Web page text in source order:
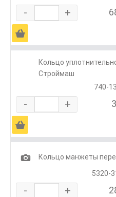
- +
Ä
Кольцо
Строймаш
740-
- +
Ä
1
Кольцо манжеты
5320-
- +